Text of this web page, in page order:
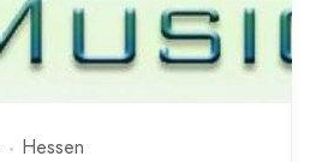
Hessen